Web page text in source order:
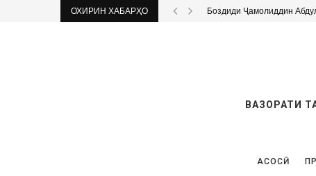
ОХИРИН ХАБАРҲО Боздиди Ҷамолиддин
ВАЗОРАТИ
АСОСӢ